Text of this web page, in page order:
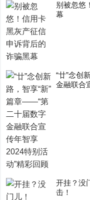
别被忽悠
幕
“廿”念创
金融联合
开挂？没
击！